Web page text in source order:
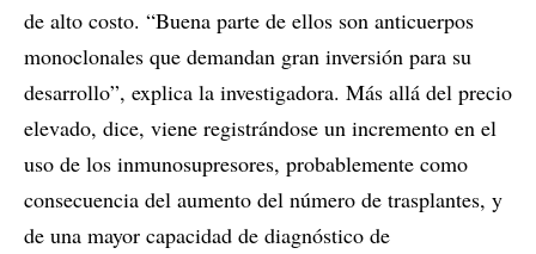
de alto costo. “Buena parte de ellos son anticuerpos
monoclonales que demandan gran inversión para su
desarrollo”, explica la investigadora. Más allá del precio
elevado, dice, viene registrándose un incremento en el
uso de los inmunosupresores, probablemente como
consecuencia del aumento del número de trasplantes, y
de una mayor capacidad de diagnóstico de